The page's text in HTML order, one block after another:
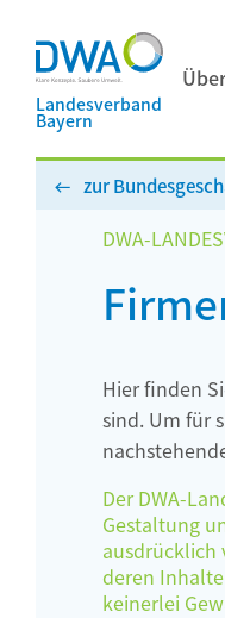
Landesverband
Bayern
zur
DWA-
Hier finden
sind. Um für
Der DWA-
Gestaltung
ausdrücklich
deren
keinerlei